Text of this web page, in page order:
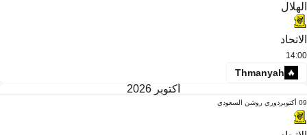
الهلال
الاتحاد
14:00
Thmanyah
أكتوبر 2026
09 أكتوبر دوري روشن السعودي